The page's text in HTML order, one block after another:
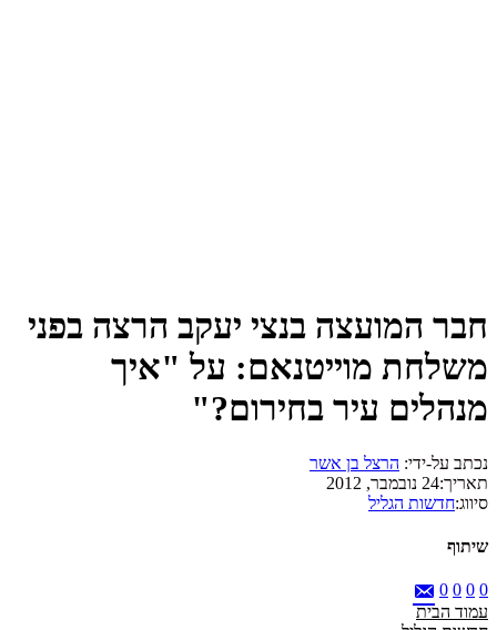
חבר המועצה בנצי יעקב הרצה בפני
משלחת מוייטנאם: על "איך
מנהלים עיר בחירום?"
נכתב על-ידי: הרצל בן אשר
תאריך:24 נובמבר, 2012
סיווג:חדשות הגליל
שיתוף
0
0
0
0
עמוד הבית